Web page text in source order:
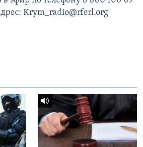
Krym_radio@rferl.org